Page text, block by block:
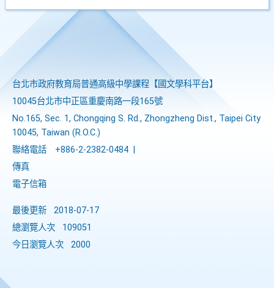
台北市政府教育局普通高級中學課程​【​國文學科平台】
10045台北市中正區重慶南路一段165號
No.165, Sec. 1, Chongqing S. Rd., Zhongzheng Dist., Taipei City
10045, Taiwan (R.O.C.)
聯絡電話
+886-2-2382-0484
傳真
電子信箱
最後更新
2018-07-17
總瀏覽人次
109051
今日瀏覽人次
2000